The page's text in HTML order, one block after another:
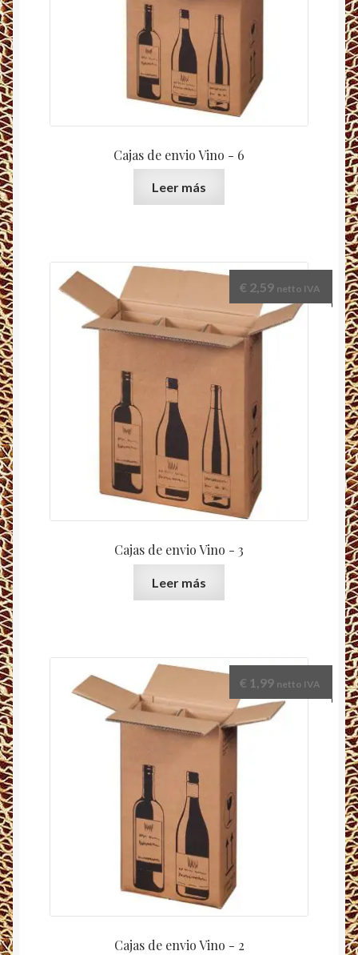
Cajas de envio Vino - 6
Leer más
Cajas de envio Vino - 3
€ 2,59 netto IVA
Leer más
Cajas de envio Vino - 2
€ 1,99 netto IVA